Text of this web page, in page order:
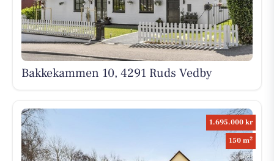
Bakkekammen 10, 4291 Ruds Vedby
1.695.000 kr
150 m2